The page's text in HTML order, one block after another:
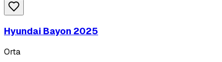
Hyundai Bayon 2025
Orta